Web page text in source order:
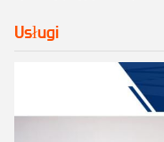
Usługi